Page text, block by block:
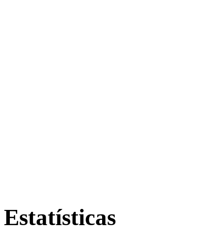
Estatísticas